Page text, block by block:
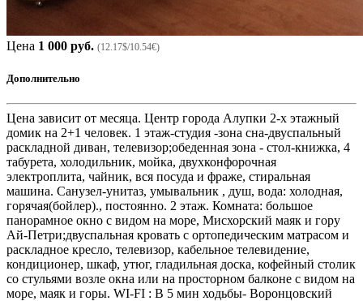
Цена 1 000 руб. (12.17$/10.54€)
Дополнительно
Цена зависит от месяца. Центр города Алупки 2-х этажный
домик на 2+1 человек. 1 этаж-студия -зона сна-двуспальный
раскладной диван, телевизор;обеденная зона - стол-книжка, 4
табурета, холодильник, мойка, двухконфорочная
электроплита, чайник, вся посуда и фраже, стиральная
машина. Санузел-унитаз, умывальник , душ, вода: холодная,
горячая(бойлер)., постоянно. 2 этаж. Комната: большое
панорамное окно с видом на море, Мисхорский маяк и гору
Ай-Петри;двуспальная кровать с ортопедическим матрасом и
раскладное кресло, телевизор, кабельное телевидение,
кондиционер, шкаф, утюг, гладильная доска, кофейный столик
со стульями возле окна или на просторном балконе с видом на
море, маяк и горы. WI-FI : В 5 мин ходьбы- Воронцовский